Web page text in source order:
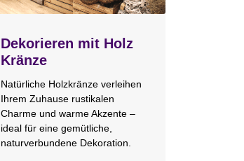
Dekorieren mit Holz
Kränze
Natürliche Holzkränze verleihen
Ihrem Zuhause rustikalen
Charme und warme Akzente –
ideal für eine gemütliche,
naturverbundene Dekoration.